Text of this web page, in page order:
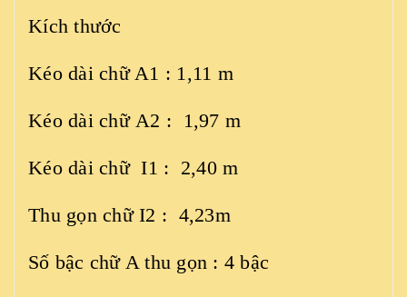
Kích thước
Kéo dài chữ A1 : 1,11 m
Kéo dài chữ A2 : 1,97 m
Kéo dài chữ I1 : 2,40 m
Thu gọn chữ I2 : 4,23m
Số bậc chữ A thu gọn : 4 bậc